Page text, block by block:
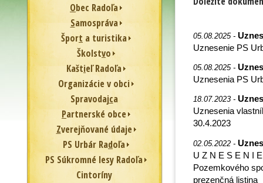
Obec Radoľa
Samospráva
Šport a turistika
Školstvo
Kaštieľ Radoľa
Organizácie v obci
Spravodajca
Partnerské obce
Zverejňované údaje
PS Urbár Radoľa
PS Súkromné lesy Radoľa
Cintoríny
05.08.2025 -
Uznesenie PS
05.08.2025 -
Uznesenia PS
18.07.2023 -
Uznesenia
30.4.2023
02.05.2022 -
U Z N E S E N I
Pozemkového
prezenčná listina